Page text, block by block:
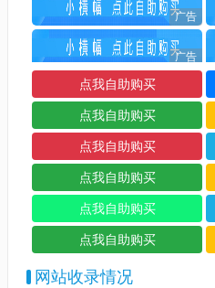
网站收录情况